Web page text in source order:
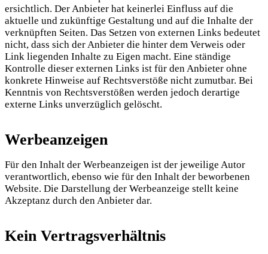
ersichtlich. Der Anbieter hat keinerlei Einfluss auf die
aktuelle und zukünftige Gestaltung und auf die Inhalte der
verknüpften Seiten. Das Setzen von externen Links bedeutet
nicht, dass sich der Anbieter die hinter dem Verweis oder
Link liegenden Inhalte zu Eigen macht. Eine ständige
Kontrolle dieser externen Links ist für den Anbieter ohne
konkrete Hinweise auf Rechtsverstöße nicht zumutbar. Bei
Kenntnis von Rechtsverstößen werden jedoch derartige
externe Links unverzüglich gelöscht.
Werbeanzeigen
Für den Inhalt der Werbeanzeigen ist der jeweilige Autor
verantwortlich, ebenso wie für den Inhalt der beworbenen
Website. Die Darstellung der Werbeanzeige stellt keine
Akzeptanz durch den Anbieter dar.
Kein Vertragsverhältnis